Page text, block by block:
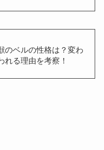
のベルの性格は？変わ
れる理由を考察！